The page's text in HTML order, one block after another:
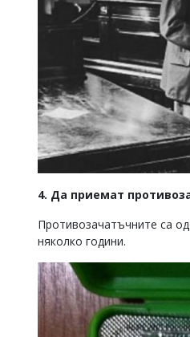
4. Да приемат
Противозачатъчните са
няколко години.